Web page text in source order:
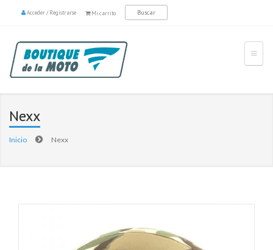
Mi carrito
Acceder/Registrarse
Nexx
Inicio Nexx